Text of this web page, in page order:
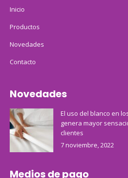
Inicio
Productos
Novedades
Contacto
Novedades
El uso del blanco en
genera mayor
clientes
7 noviembre, 2022
Medios de pago